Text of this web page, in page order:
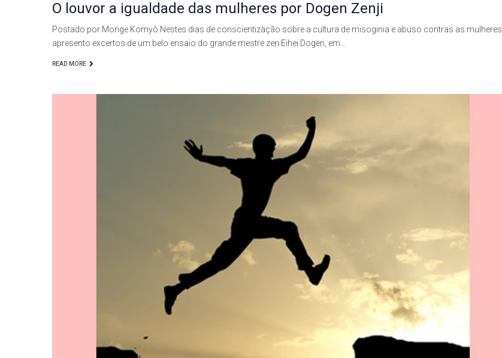
O louvor a igualdade das mulheres por Dogen Zenji
Postado por Monge Komyô:Nestes dias de conscientização sobre a cultura de misoginia e abuso contras as mulheres,
apresento excertos de um belo ensaio do grande mestre zen Eihei Dogen, em…
READ MORE